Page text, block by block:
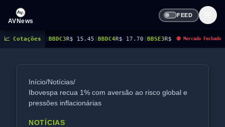
AVNews
FEED
📈 Cotações
BBDC3R$ 15.45 |BBDC4R$ 17.70 |BBSE3R$ 40.96 |BEES3R$ 8.77|BEES4R$
🔴 Mercado Fechado
Início/Notícias/
Ibovespa recua 1% com aversão ao risco global e
pressões inflacionárias
NOTÍCIAS